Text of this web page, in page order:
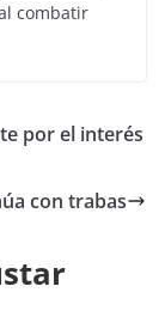
combatir
por el interés
con trabas